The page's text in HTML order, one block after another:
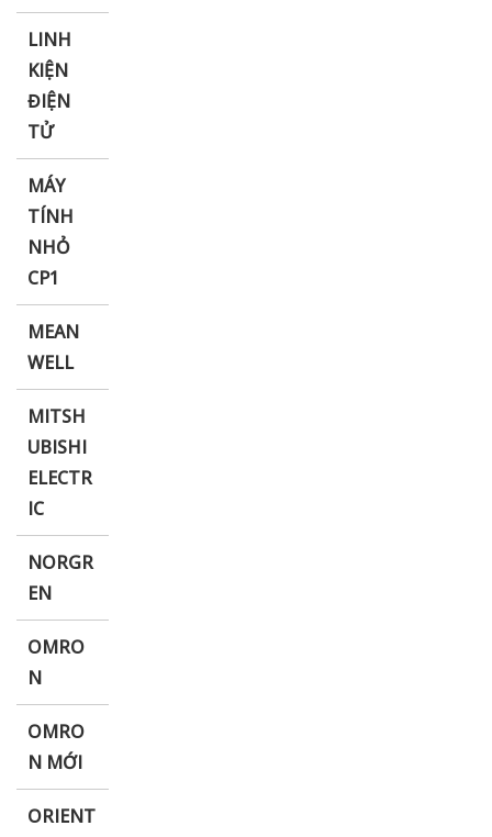
LINH
KIỆN
ĐIỆN
TỬ
MÁY
TÍNH
NHỎ
CP1
MEAN
WELL
MITSH
UBISHI
ELECTR
IC
NORGR
EN
OMRO
N
OMRO
N MỚI
ORIENT